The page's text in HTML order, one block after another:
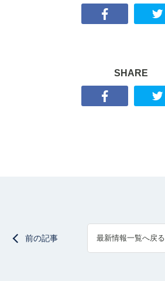
SHARE
前の記事 最新情報一覧へ戻る